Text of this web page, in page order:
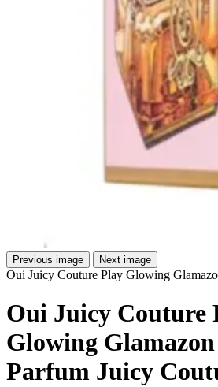
Previous image Next image
Oui Juicy Couture Play Glowing
Oui Juicy Couture
Glowing
Parfum Juicy